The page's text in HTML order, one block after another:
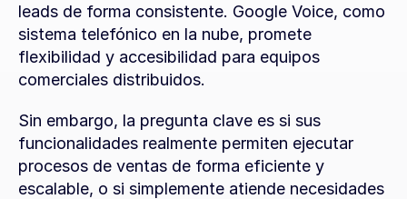
leads de forma consistente. Google Voice, como
sistema telefónico en la nube, promete
flexibilidad y accesibilidad para equipos
comerciales distribuidos.
Sin embargo, la pregunta clave es si sus
funcionalidades realmente permiten ejecutar
procesos de ventas de forma eficiente y
escalable, o si simplemente atiende necesidades